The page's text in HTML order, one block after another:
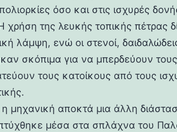
όσο και στις ισχυρές
χρήση της λευκής τοπικής πέτρας
λάμψη, ενώ οι στενοί,
σκόπιμα για να μπερδεύουν τους
τους κατοίκους από τους
η μηχανική αποκτά μια άλλη
μέσα στα σπλάχνα του